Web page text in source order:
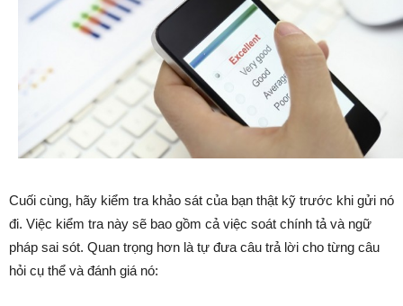
Cuối cùng, hãy kiểm tra khảo sát của bạn thật kỹ trước khi gửi nó
đi. Việc kiểm tra này sẽ bao gồm cả việc soát chính tả và ngữ
pháp sai sót. Quan trọng hơn là tự đưa câu trả lời cho từng câu
hỏi cụ thể và đánh giá nó: